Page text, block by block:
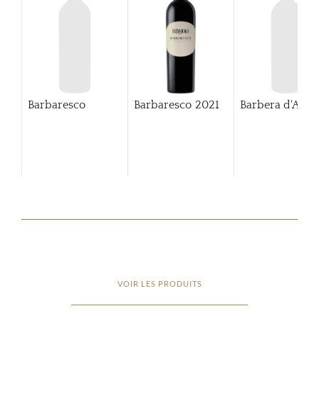
Barbaresco Barbaresco 2021 Barbera d'Alba
VOIR LES PRODUITS